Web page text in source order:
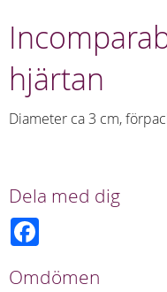
hjärtan
Diameter ca 3 cm,
Dela med dig
b
Omdömen